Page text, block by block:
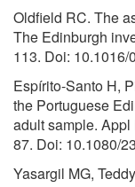
Oldfield RC. The
The Edinburgh
113. Doi:
Espírito-Santo H,
the Portuguese
adult sample.
87. Doi: 10.1080/
Yasargil MG,